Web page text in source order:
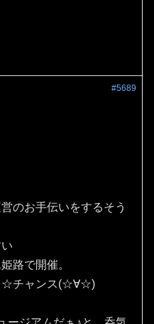
#5689
のお手伝いをするそう
路で開催。
☆チャンス(⁠☆⁠∀☆⁠)